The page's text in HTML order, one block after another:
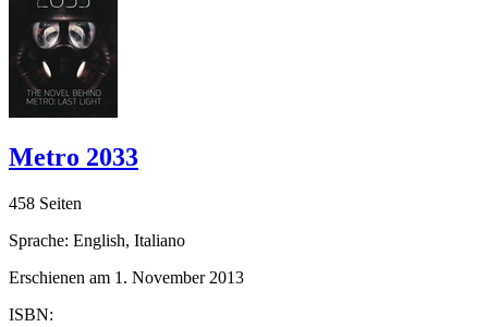
Metro 2033
458 Seiten
Sprache: English, Italiano
Erschienen am 1. November 2013
ISBN: